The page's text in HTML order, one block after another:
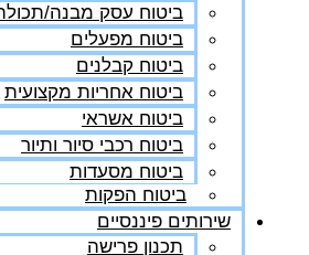
ביטוח עסק מבנה/תכולה
ביטוח מפעלים
ביטוח קבלנים
ביטוח אחריות מקצועית
ביטוח אשראי
ביטוח רכבי סיור ותיור
ביטוח מסעדות
ביטוח הפקות
שירותים פיננסיים
תכנון פרישה